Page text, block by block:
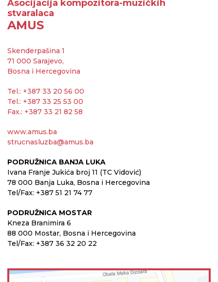
Asocijacija kompozitora-muzičkih
stvaralaca
AMUS
Skenderpašina 1
71 000 Sarajevo,
Bosna i Hercegovina
Tel.: +387 33 20 56 00
Tel.: +387 33 25 53 00
Fax.: +387 33 21 82 58
www.amus.ba
strucnasluzba@amus.ba
PODRUŽNICA BANJA LUKA
Ivana Franje Jukića broj 11 (TC Vidović)
78 000 Banja Luka, Bosna i Hercegovina
Tel/Fax: +387 51 21 74 77
PODRUŽNICA MOSTAR
Kneza Branimira 6
88 000 Mostar, Bosna i Hercegovina
Tel/Fax: +387 36 32 20 22